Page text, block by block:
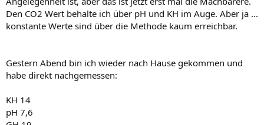
Den CO2 Wert behalte ich über pH und KH im Auge. Aber ja ...
konstante Werte sind über die Methode kaum erreichbar.
Gestern Abend bin ich wieder nach Hause gekommen und
habe direkt nachgemessen:
KH 14
pH 7,6